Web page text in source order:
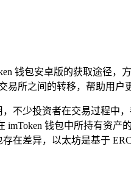
钱包安卓版的获取途径，
所之间的转移，帮助用户
少投资者在交易过程中
钱包中所持有资产
在差异，以太坊是基于